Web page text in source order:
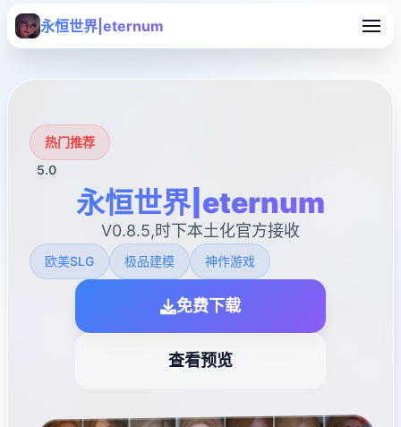
永恒世界|eternum
热门推荐
5.0
永恒世界|eternum
V0.8.5,时下本土化官方接收
欧美SLG 极品建模 神作游戏
免费下载
查看预览